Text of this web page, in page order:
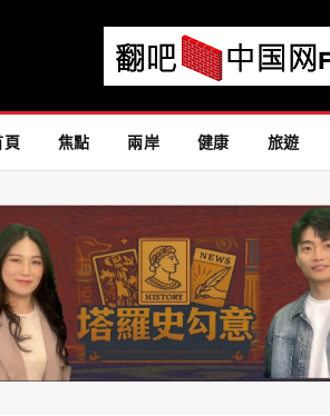
頁 焦點 兩岸 健康 旅遊